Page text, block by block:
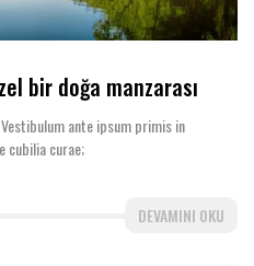
bir doğa manzarası
ante ipsum primis in
cubilia curae;
DEVAMINI OKU